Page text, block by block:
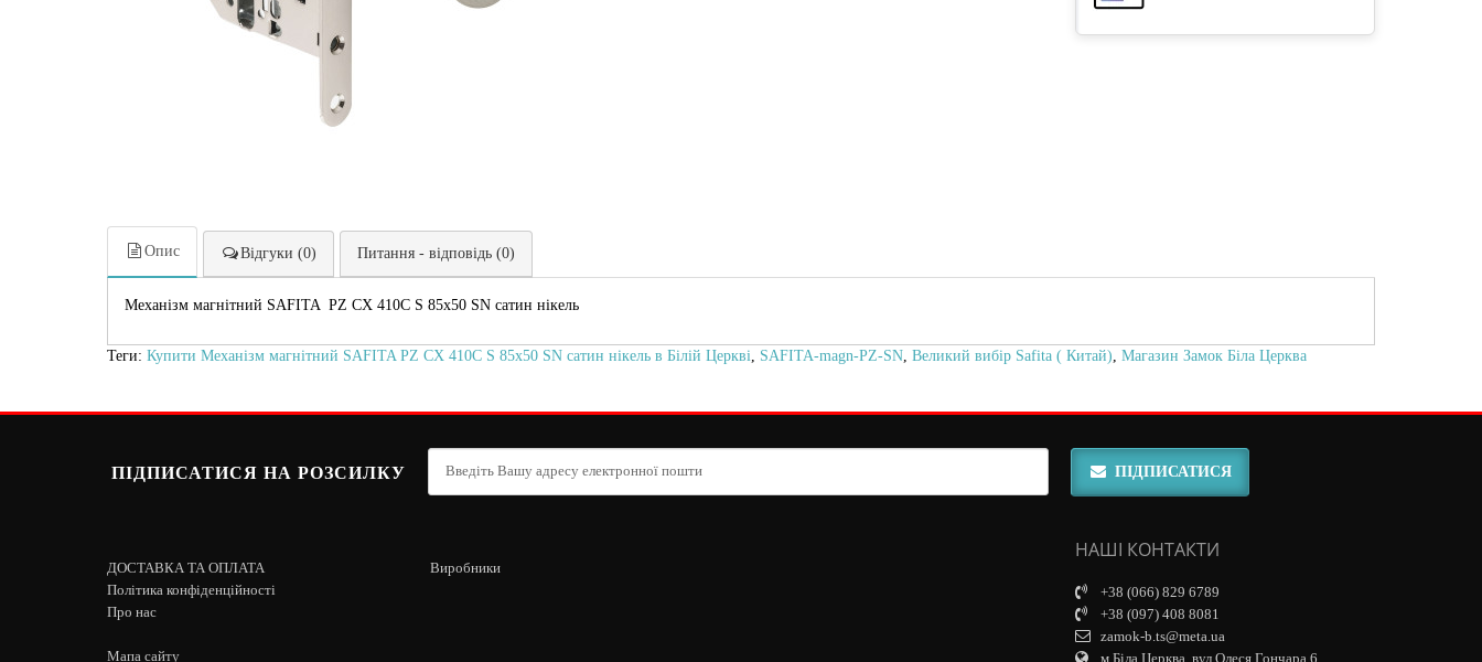
Опис Відгуки (0) Питання - відповідь (0)
Механізм магнітний SAFITA PZ CX 410C S 85x50 SN сатин нікель
Теги: Купити Механізм магнітний SAFITA PZ CX 410C S 85x50 SN сатин нікель в Білій Церкві SAFITA-magn-PZ-SN Великий вибір Safita ( Китай) Магазин Замок Біла Церква
ПІДПИСАТИСЯ НА РОЗСИЛКУ ПІДПИСАТИСЯ
ДОСТАВКА ТА ОПЛАТА
Політика конфіденційності
Про нас
Мапа сайту
Виробники
НАШІ КОНТАКТИ
+38 (066) 829 6789
+38 (097) 408 8081
zamok-b.ts@meta.ua
м.Біла Церква, вул.Олеся Гончара 6